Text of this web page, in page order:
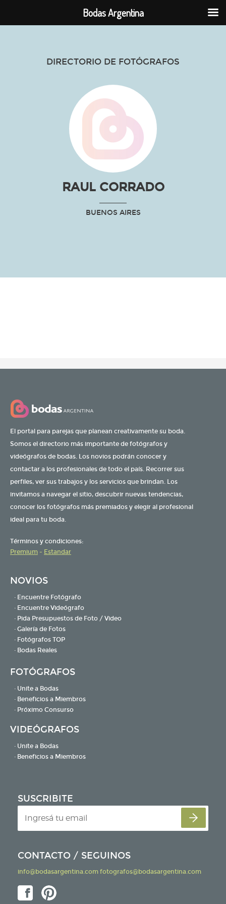
DIRECTORIO DE FOTÓGRAFOS
RAUL CORRADO
BUENOS AIRES
El portal para parejas que planean creativamente su boda.
Somos el directorio más importante de fotógrafos y
videógrafos de bodas. Los novios podrán conocer y
contactar a los profesionales de todo el país. Recorrer sus
perfiles, ver sus trabajos y los servicios que brindan. Los
invitamos a navegar el sitio, descubrir nuevas tendencias,
conocer los fotógrafos más premiados y elegir al profesional
ideal para tu boda.
Términos y condiciones:
Premium - Estandar
NOVIOS
· Encuentre Fotógrafo
· Encuentre Videógrafo
· Pida Presupuestos de Foto / Video
· Galería de Fotos
· Fotógrafos TOP
· Bodas Reales
FOTÓGRAFOS
· Unite a Bodas
· Beneficios a Miembros
· Próximo Consurso
VIDEÓGRAFOS
· Unite a Bodas
· Beneficios a Miembros
SUSCRIBITE
CONTACTO / SEGUINOS
info@bodasargentina.com fotografos@bodasargentina.com
Bodas Argentina